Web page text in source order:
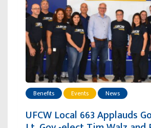
Benefits Events News
UFCW Local 663 Applauds